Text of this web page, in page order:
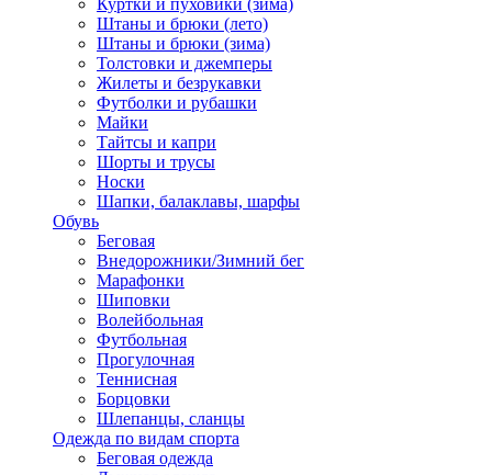
Куртки и пуховики (зима)
Штаны и брюки (лето)
Штаны и брюки (зима)
Толстовки и джемперы
Жилеты и безрукавки
Футболки и рубашки
Майки
Тайтсы и капри
Шорты и трусы
Носки
Шапки, балаклавы, шарфы
Обувь
Беговая
Внедорожники/Зимний бег
Марафонки
Шиповки
Волейбольная
Футбольная
Прогулочная
Теннисная
Борцовки
Шлепанцы, сланцы
Одежда по видам спорта
Беговая одежда